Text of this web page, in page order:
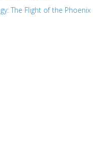
The Flight of the Phoenix